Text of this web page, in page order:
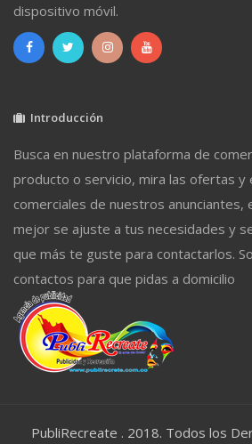
dispositivo móvil.
Introducción
Busca en nuestro plataforma de
producto o servicio, mira las ofertas y
comerciales de nuestros anunciantes,
mejor se ajuste a tus necesidades y
que más te guste para contactarlos.
contactos para que pidas a domicilio
PubliRecreate . 2018. Todos los